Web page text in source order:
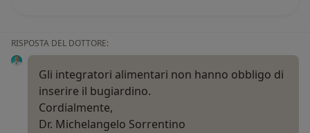
RISPOSTA DEL DOTTORE:
Gli integratori alimentari non hanno obbligo di
inserire il bugiardino.
Cordialmente,
Dr. Michelangelo Sorrentino